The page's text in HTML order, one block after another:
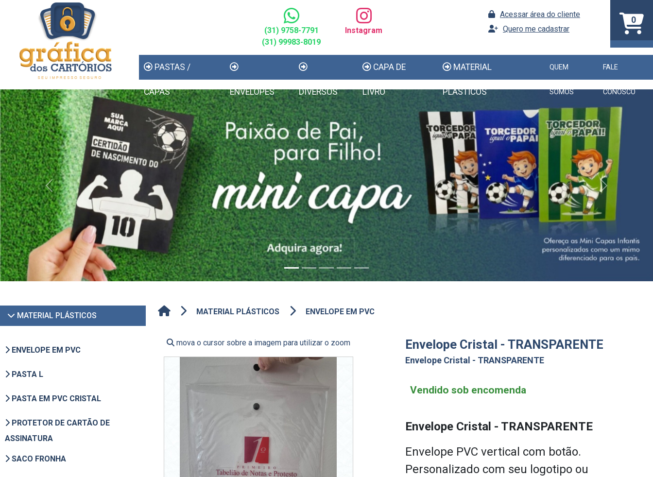
(31) 9758-7791
(31) 99983-8019
Instagram
0
Acessar área do cliente
Quero me cadastrar
PASTAS /
CAPAS ENVELOPES DIVERSOS
CAPA DE
LIVRO
MATERIAL
PLÁSTICOS
QUEM
SOMOS
FALE
CONOSCO
Previous Next
MATERIAL PLÁSTICOS
ENVELOPE EM PVC
PASTA L
PASTA EM PVC CRISTAL
PROTETOR DE CARTÃO DE
ASSINATURA
SACO FRONHA
MATERIAL PLÁSTICOS ENVELOPE EM PVC
mova o cursor sobre a imagem para utilizar o zoom Envelope Cristal - TRANSPARENTE
Envelope Cristal - TRANSPARENTE
Vendido sob encomenda
Envelope Cristal - TRANSPARENTE
Envelope PVC vertical com botão.
Personalizado com seu logotipo ou